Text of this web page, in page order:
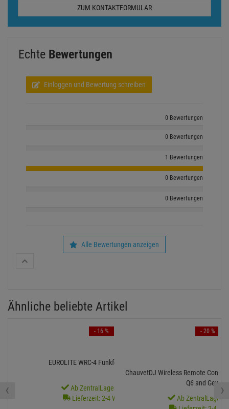
ZUM KONTAKTFORMULAR
Echte Bewertungen
Einloggen und Bewertung schreiben
0 Bewertungen
0 Bewertungen
1 Bewertungen
0 Bewertungen
0 Bewertungen
Alle Bewertungen anzeigen
Ähnliche beliebte Artikel
EUROLITE WRC-4 Funkfernbedienung
Ab ZentralLager lieferbar
Lieferzeit: 2-4 Werktage
- 16 %
ChauvetDJ Wireless Remote
Q6 and Geyser)
Ab ZentralLager
- 20 %
‹ ›